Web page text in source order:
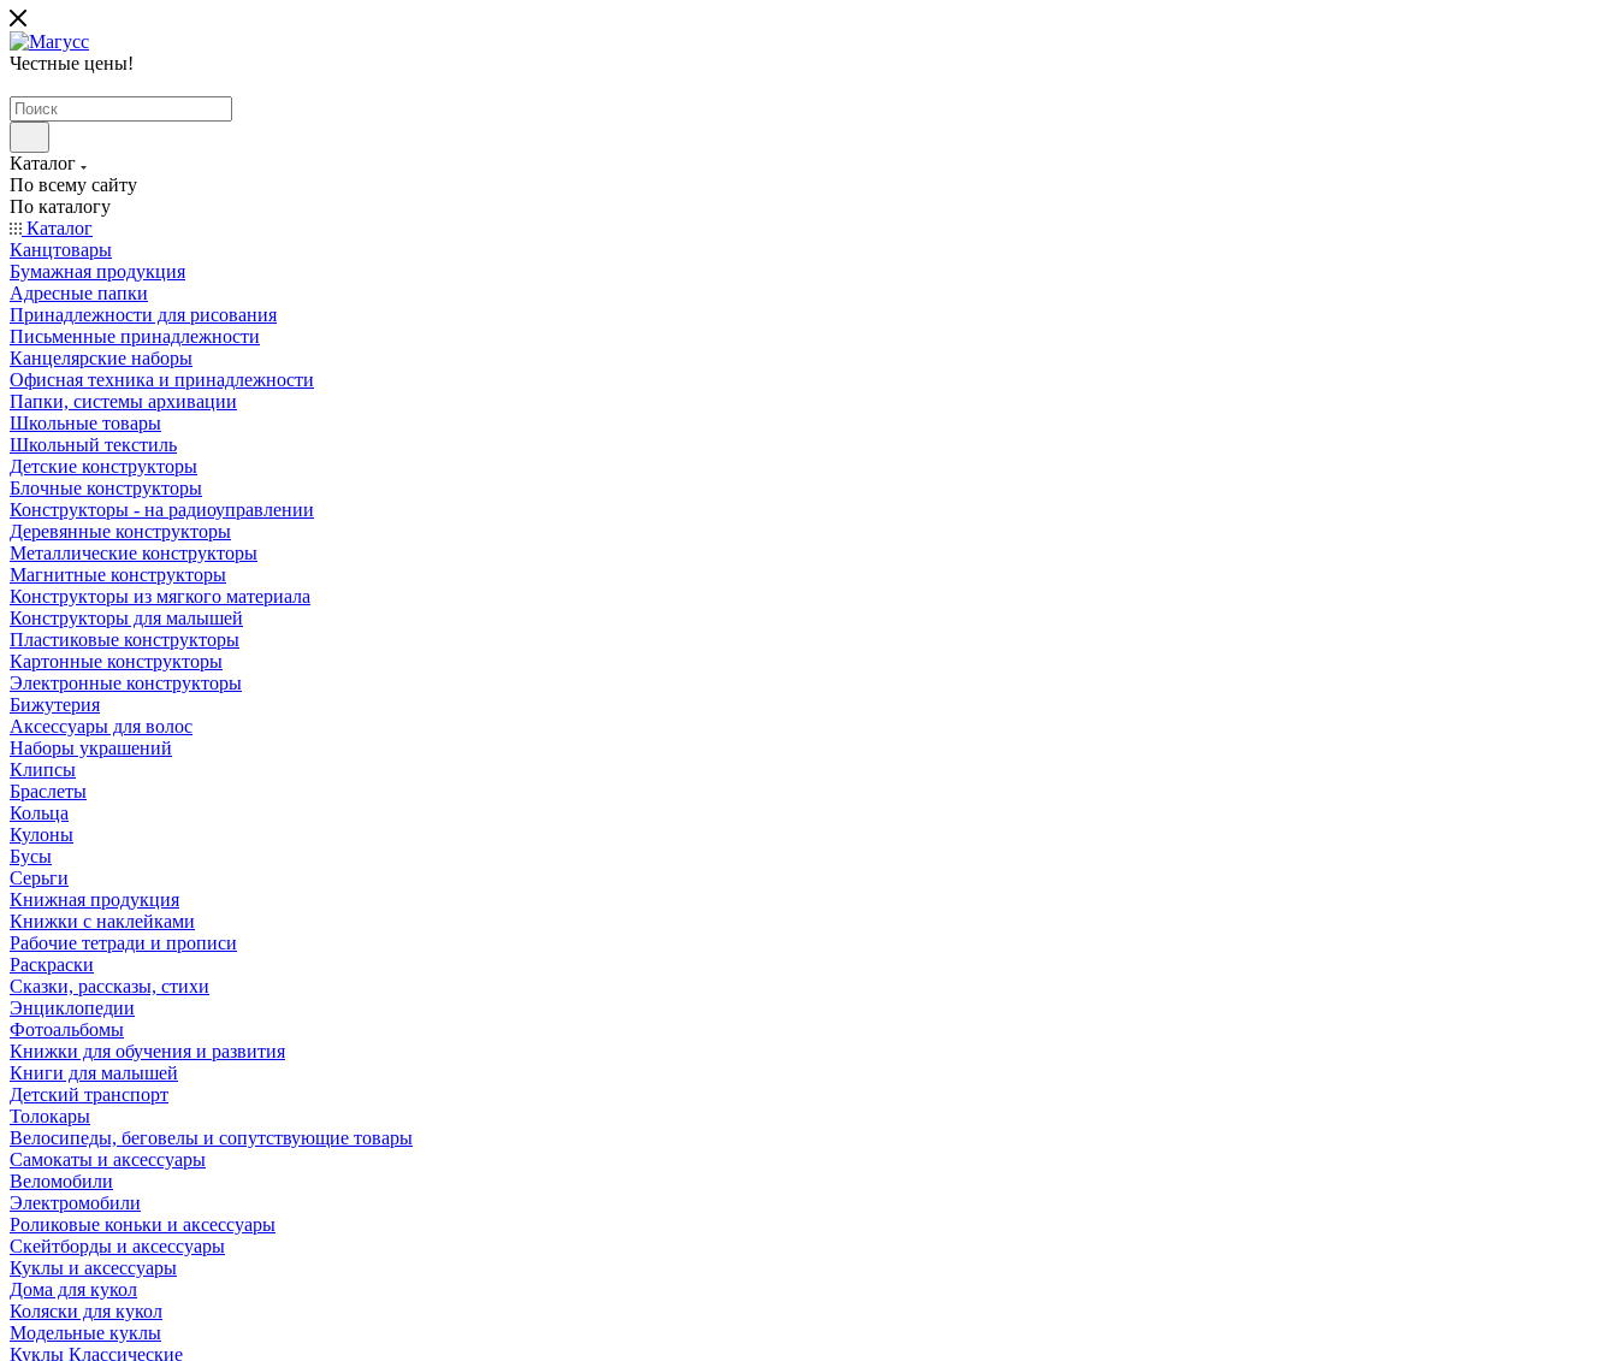
Честные цены!
Каталог
По всему сайту
По каталогу
Каталог
Канцтовары
Бумажная продукция
Адресные папки
Принадлежности для рисования
Письменные принадлежности
Канцелярские наборы
Офисная техника и принадлежности
Папки, системы архивации
Школьные товары
Школьный текстиль
Детские конструкторы
Блочные конструкторы
Конструкторы - на радиоуправлении
Деревянные конструкторы
Металлические конструкторы
Магнитные конструкторы
Конструкторы из мягкого материала
Конструкторы для малышей
Пластиковые конструкторы
Картонные конструкторы
Электронные конструкторы
Бижутерия
Аксессуары для волос
Наборы украшений
Клипсы
Браслеты
Кольца
Кулоны
Бусы
Серьги
Книжная продукция
Книжки с наклейками
Рабочие тетради и прописи
Раскраски
Сказки, рассказы, стихи
Энциклопедии
Фотоальбомы
Книжки для обучения и развития
Книги для малышей
Детский транспорт
Толокары
Велосипеды, беговелы и сопутствующие товары
Самокаты и аксессуары
Веломобили
Электромобили
Роликовые коньки и аксессуары
Скейтборды и аксессуары
Куклы и аксессуары
Дома для кукол
Коляски для кукол
Модельные куклы
Куклы Классические